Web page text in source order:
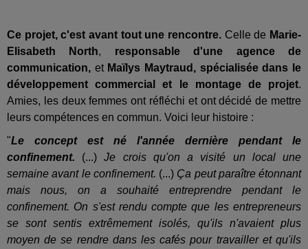
Ce projet, c'est avant tout une rencontre. Celle de Marie-
Elisabeth North, responsable d'une agence de
communication, et Maïlys Maytraud, spécialisée dans le
développement commercial et le montage de projet.
Amies, les deux femmes ont réfléchi et ont décidé de mettre
leurs compétences en commun. Voici leur histoire :
"Le concept est né l'année dernière pendant le
confinement. (...) Je crois qu'on a visité un local une
semaine avant le confinement. (...) Ça peut paraître étonnant
mais nous, on a souhaité entreprendre pendant le
confinement. On s'est rendu compte que les entrepreneurs
se sont sentis extrêmement isolés, qu'ils n'avaient plus
moyen de se rendre dans les cafés pour travailler et qu'ils